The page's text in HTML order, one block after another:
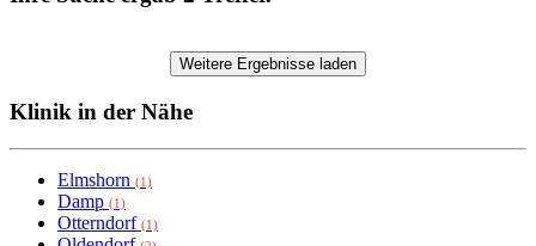
Weitere Ergebnisse laden
Klinik in der Nähe
Elmshorn (1)
Damp (1)
Otterndorf (1)